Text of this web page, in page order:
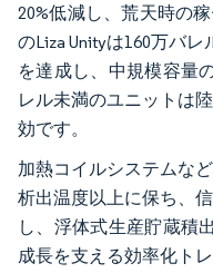
20%低減し、荒天時の
のLiza Unityは160万バ
を達成し、中規模容量
レル未満のユニットは
効です。
加熱コイルシステムな
析出温度以上に保ち、
し、浮体式生産貯蔵積
成長を支える効率化ト